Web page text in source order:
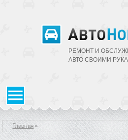
РЕМОНТ И
АВТО CВОИМИ
Главная»